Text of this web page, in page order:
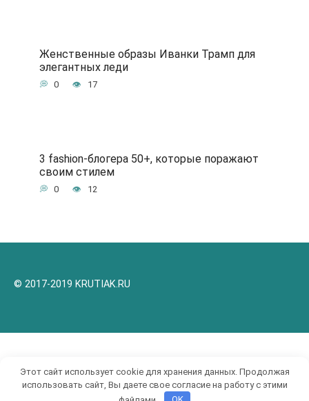
Женственные образы Иванки Трамп для
элегантных леди
0 17
3 fashion-блогера 50+, которые поражают
своим стилем
0 12
© 2017-2019 KRUTIAK.RU
Этот сайт использует cookie для хранения данных. Продолжая
использовать сайт, Вы даете свое согласие на работу с этими